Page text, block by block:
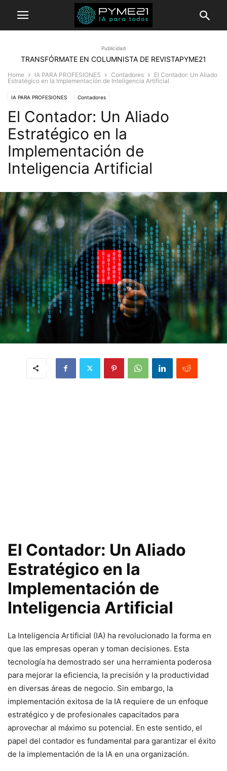
Publicidad
TRANSFÓRMATE EN COLUMNISTA DE REVISTAPYME21
Home IA PARA PROFESIONES Contadores
El Contador: Un Aliado
Estratégico en la Implementación de Inteligencia Artificial
IA PARA PROFESIONES Contadores
El Contador: Un Aliado
Estratégico en la
Implementación de
Inteligencia Artificial
El Contador: Un Aliado
Estratégico en la
Implementación de
Inteligencia Artificial
La Inteligencia Artificial (IA) ha revolucionado la forma en
que las empresas operan y toman decisiones. Esta
tecnología ha demostrado ser una herramienta poderosa
para mejorar la eficiencia, la precisión y la productividad
en diversas áreas de negocio. Sin embargo, la
implementación exitosa de la IA requiere de un enfoque
estratégico y de profesionales capacitados para
aprovechar al máximo su potencial. En este sentido, el
papel del contador es fundamental para garantizar el éxito
de la implementación de la IA en una organización.